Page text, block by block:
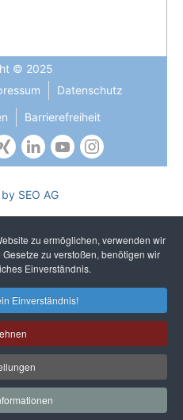
zu ermöglichen, verwenden wir
zu verstoßen, benötigen wir
Einverständnis.
Einverständnis!
© 2025
Datenschutz
Barrierefreiheit
SEO AG
In Texten verzichten
um ein einheitliches und
Selbstverständlich